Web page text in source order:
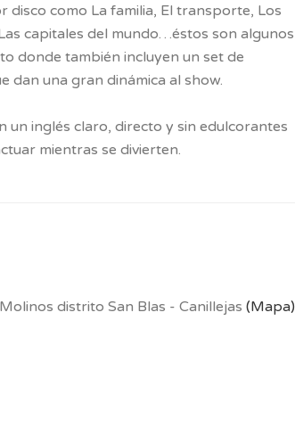
disco como La familia, El transporte, Los
capitales del mundo…éstos son algunos
donde también incluyen un set de
dan una gran dinámica al show.
un inglés claro, directo y sin edulcorantes
mientras se divierten.
distrito San Blas - Canillejas (Mapa)